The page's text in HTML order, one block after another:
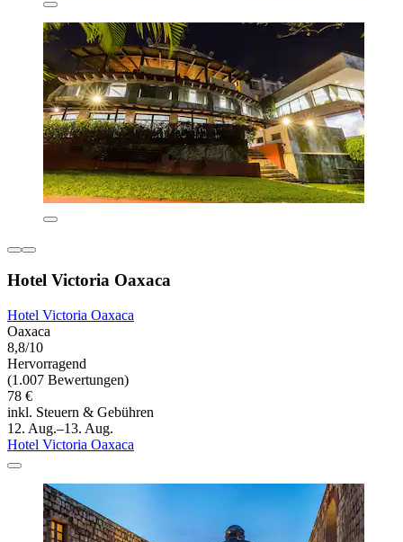
Hotel Victoria Oaxaca
Hotel Victoria Oaxaca
Oaxaca
8,8/10
Hervorragend
(1.007 Bewertungen)
78 €
inkl. Steuern & Gebühren
12. Aug.–13. Aug.
Hotel Victoria Oaxaca